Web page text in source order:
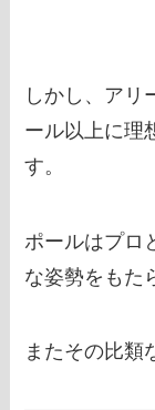
しかし、アリ
ール以上に理
す。
ポールはプロ
な姿勢をもた
またその比類